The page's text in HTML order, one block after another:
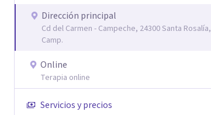
Dirección principal
Cd del Carmen - Campeche, 24300 Santa Rosalía,
Camp.
Online
Terapia online
Servicios y precios